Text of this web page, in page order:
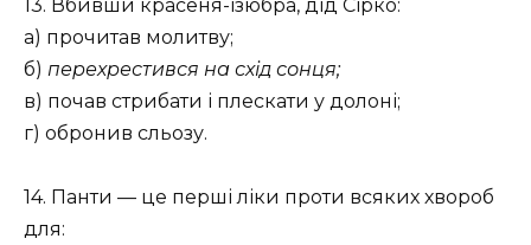
13. Вбивши красеня-ізюбра, дід Сірко:
а) прочитав молитву;
б) перехрестився на схід сонця;
в) почав стрибати і плескати у долоні;
г) обронив сльозу.
14. Панти — це перші ліки проти всяких хвороб
для: